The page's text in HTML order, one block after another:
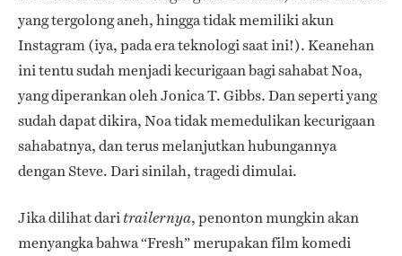
yang tergolong aneh, hingga tidak memiliki akun
Instagram (iya, pada era teknologi saat ini!). Keanehan
ini tentu sudah menjadi kecurigaan bagi sahabat Noa,
yang diperankan oleh Jonica T. Gibbs. Dan seperti yang
sudah dapat dikira, Noa tidak memedulikan kecurigaan
sahabatnya, dan terus melanjutkan hubungannya
dengan Steve. Dari sinilah, tragedi dimulai.
Jika dilihat dari trailernya, penonton mungkin akan
menyangka bahwa “Fresh” merupakan film komedi